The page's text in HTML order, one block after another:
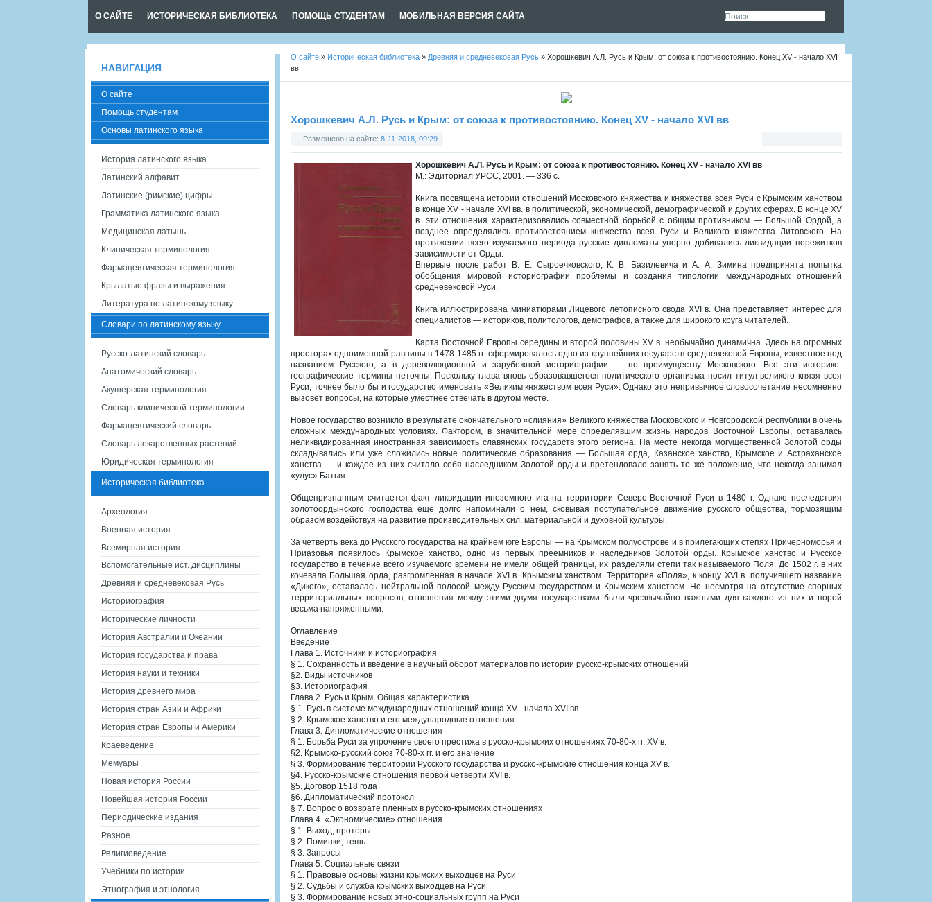
О САЙТЕ ИСТОРИЧЕСКАЯ БИБЛИОТЕКА ПОМОЩЬ СТУДЕНТАМ МОБИЛЬНАЯ ВЕРСИЯ САЙТА
О сайте » Историческая библиотека » Древняя и средневековая Русь » Хорошкевич А.Л. Русь и Крым: от союза к противостоянию. Конец XV - начало XVI
вв
Хорошкевич А.Л. Русь и Крым: от союза к противостоянию. Конец XV - начало XVI вв
Размещено на сайте: 8-11-2018, 09:29
Хорошкевич А.Л. Русь и Крым: от союза к противостоянию. Конец XV - начало XVI вв
М.: Эдиториал УРСС, 2001. — 336 с.
Книга посвящена истории отношений Московского княжества и княжества всея Руси с Крымским ханством
в конце XV - начале XVI вв. в политической, экономической, демографической и других сферах. В конце XV
в. эти отношения характеризовались совместной борьбой с общим противником — Большой Ордой, а
позднее определялись противостоянием княжества всея Руси и Великого княжества Литовского. На
протяжении всего изучаемого периода русские дипломаты упорно добивались ликвидации пережитков
зависимости от Орды.
Впервые после работ В. Е. Сыроечковского, К. В. Базилевича и А. А. Зимина предпринята попытка
обобщения мировой историографии проблемы и создания типологии международных отношений
средневековой Руси.
Книга иллюстрирована миниатюрами Лицевого летописного свода XVI в. Она представляет интерес для
специалистов — историков, политологов, демографов, а также для широкого круга читателей.
Карта Восточной Европы середины и второй половины XV в. необычайно динамична. Здесь на огромных
просторах одноименной равнины в 1478-1485 гг. сформировалось одно из крупнейших государств средневековой Европы, известное под
названием Русского, а в дореволюционной и зарубежной историографии — по преимуществу Московского. Все эти историко-
географические термины неточны. Поскольку глава вновь образовавшегося политического организма носил титул великого князя всея
Руси, точнее было бы и государство именовать «Великим княжеством всея Руси». Однако это непривычное словосочетание несомненно
вызовет вопросы, на которые уместнее отвечать в другом месте.
Новое государство возникло в результате окончательного «слияния» Великого княжества Московского и Новгородской республики в очень
сложных международных условиях. Фактором, в значительной мере определявшим жизнь народов Восточной Европы, оставалась
неликвидированная иностранная зависимость славянских государств этого региона. На месте некогда могущественной Золотой орды
складывались или уже сложились новые политические образования — Большая орда, Казанское ханство, Крымское и Астраханское
ханства — и каждое из них считало себя наследником Золотой орды и претендовало занять то же положение, что некогда занимал
«улус» Батыя.
Общепризнанным считается факт ликвидации иноземного ига на территории Северо-Восточной Руси в 1480 г. Однако последствия
золотоордынского господства еще долго напоминали о нем, сковывая поступательное движение русского общества, тормозящим
образом воздействуя на развитие производительных сил, материальной и духовной культуры.
За четверть века до Русского государства на крайнем юге Европы — на Крымском полуострове и в прилегающих степях Причерноморья и
Приазовья появилось Крымское ханство, одно из первых преемников и наследников Золотой орды. Крымское ханство и Русское
государство в течение всего изучаемого времени не имели общей границы, их разделяли степи так называемого Поля. До 1502 г. в них
кочевала Большая орда, разгромленная в начале XVI в. Крымским ханством. Территория «Поля», к концу XVI в. получившего название
«Дикого», оставалась нейтральной полосой между Русским государством и Крымским ханством. Но несмотря на отсутствие спорных
территориальных вопросов, отношения между этими двумя государствами были чрезвычайно важными для каждого из них и порой
весьма напряженными.
Оглавление
Введение
Глава 1. Источники и историография
§ 1. Сохранность и введение в научный оборот материалов по истории русско-крымских отношений
§2. Виды источников
§3. Историография
Глава 2. Русь и Крым. Общая характеристика
§ 1. Русь в системе международных отношений конца XV - начала XVI вв.
§ 2. Крымское ханство и его международные отношения
Глава 3. Дипломатические отношения
§ 1. Борьба Руси за упрочение своего престижа в русско-крымских отношениях 70-80-х гг. XV в.
§2. Крымско-русский союз 70-80-х гг. и его значение
§ 3. Формирование территории Русского государства и русско-крымские отношения конца XV в.
§4. Русско-крымские отношения первой четверти XVI в.
§5. Договор 1518 года
§6. Дипломатический протокол
§ 7. Вопрос о возврате пленных в русско-крымских отношениях
Глава 4. «Экономические» отношения
§ 1. Выход, проторы
§ 2. Поминки, тешь
§ 3. Запросы
Глава 5. Социальные связи
§ 1. Правовые основы жизни крымских выходцев на Руси
§ 2. Судьбы и служба крымских выходцев на Руси
§ 3. Формирование новых этно-социальных групп на Руси
НАВИГАЦИЯ
О сайте
Помощь студентам
Основы латинского языка
История латинского языка
Латинский алфавит
Латинские (римские) цифры
Грамматика латинского языка
Медицинская латынь
Клиническая терминология
Фармацевтическая терминология
Крылатые фразы и выражения
Литература по латинскому языку
Словари по латинскому языку
Русско-латинский словарь
Анатомический словарь
Акушерская терминология
Словарь клинической терминологии
Фармацевтический словарь
Словарь лекарственных растений
Юридическая терминология
Историческая библиотека
Археология
Военная история
Всемирная история
Вспомогательные ист. дисциплины
Древняя и средневековая Русь
Историография
Исторические личности
История Австралии и Океании
История государства и права
История науки и техники
История древнего мира
История стран Азии и Африки
История стран Европы и Америки
Краеведение
Мемуары
Новая история России
Новейшая история России
Периодические издания
Разное
Религиоведение
Учебники по истории
Этнография и этнология